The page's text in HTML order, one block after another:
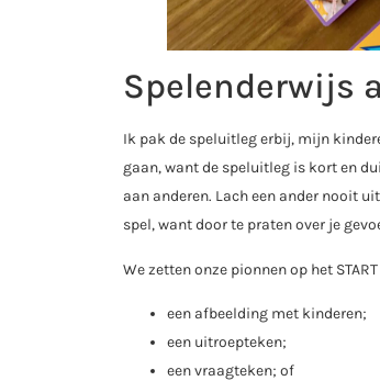
Spelenderwijs
Ik pak de speluitleg erbij, mijn
gaan, want de speluitleg is kort en
aan anderen. Lach een ander nooit
spel, want door te praten over je
We zetten onze pionnen op het
een afbeelding met kinderen;
een uitroepteken;
een vraagteken; of